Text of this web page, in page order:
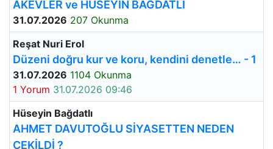
AKEVLER ve HÜSEYİN BAĞDATLI
31.07.2026 207 Okunma
Reşat Nuri Erol
Düzeni doğru kur ve koru, kendini denetle… - 1
31.07.2026 1104 Okunma
1 Yorum 31.07.2026 09:46
Hüseyin Bağdatlı
AHMET DAVUTOĞLU SİYASETTEN NEDEN
ÇEKİLDİ ?